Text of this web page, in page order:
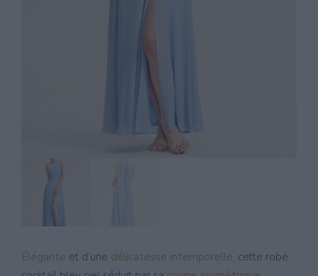
Élégante et d’une délicatesse intemporelle, cette robe